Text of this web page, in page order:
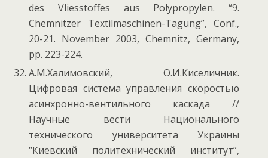
des Vliesstoffes aus Polypropylen. “9.
Chemnitzer Textilmaschinen-Tagung”, Conf.,
20-21. November 2003, Chemnitz, Germany,
pp. 223-224.
А.М.Халимовский, О.И.Киселичник.
Цифровая система управления скоростью
асинхронно-вентильного каскада //
Научные вести Национального
технического университета Украины
“Киевский политехнический институт”,